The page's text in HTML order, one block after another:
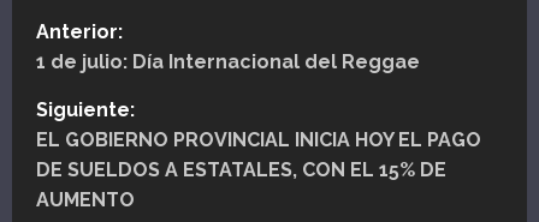
N
a
v
e
Anterior:
1 de julio: Día Internacional del Reggae
Siguiente:
EL GOBIERNO PROVINCIAL INICIA HOY EL PAGO
DE SUELDOS A ESTATALES, CON EL 15% DE
AUMENTO